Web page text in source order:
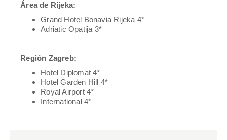
Área de Rijeka:
Grand Hotel Bonavia Rijeka 4*
Adriatic Opatija 3*
Región Zagreb:
Hotel Diplomat 4*
Hotel Garden Hill 4*
Royal Airport 4*
International 4*